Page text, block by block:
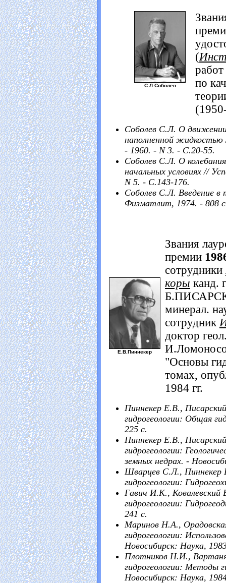
С.Л.Соболев
(
по
Соболев С.Л. О
наполненной жидкостью
- 1960. - N 3. - С.20-55.
Соболев С.Л. О
начальных условиях //
N 5. - С.143-176.
Соболев С.Л. Введение
Физматлит, 1974. - 808
Е.В.Пиннекер
Звания
премии
сотрудники
коры канд.
минерал.
сотрудник
доктор
"Основы
томах,
1984 гг.
Пиннекер Е.В.,
гидрогеологии: Общая
225 с.
Пиннекер Е.В.,
гидрогеологии:
земных недрах. -
Шварцев С.Л., Пиннекер
гидрогеологии:
Гавич И.К.,
гидрогеологии:
241 с.
Маринов Н.А.,
гидрогеологии:
Новосибирск: Наука,
Плотников Н.И.,
гидрогеологии: Методы
Новосибирск: Наука,